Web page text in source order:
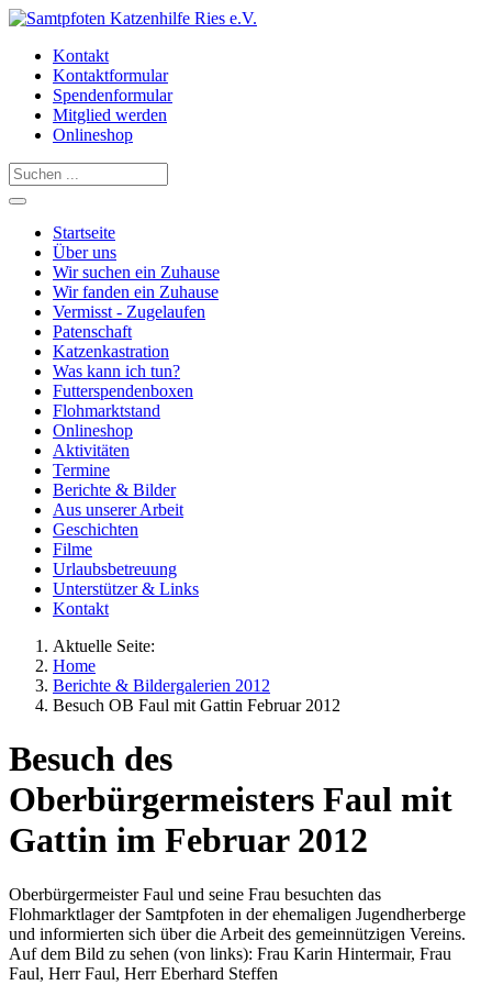
Kontakt
Kontaktformular
Spendenformular
Mitglied werden
Onlineshop
Startseite
Über uns
Wir suchen ein Zuhause
Wir fanden ein Zuhause
Vermisst - Zugelaufen
Patenschaft
Katzenkastration
Was kann ich tun?
Futterspendenboxen
Flohmarktstand
Onlineshop
Aktivitäten
Termine
Berichte & Bilder
Aus unserer Arbeit
Geschichten
Filme
Urlaubsbetreuung
Unterstützer & Links
Kontakt
Aktuelle Seite:
Home
Berichte & Bildergalerien 2012
Besuch OB Faul mit Gattin Februar 2012
Besuch des
Oberbürgermeisters Faul mit
Gattin im Februar 2012
Oberbürgermeister Faul und seine Frau besuchten das
Flohmarktlager der Samtpfoten in der ehemaligen Jugendherberge
und informierten sich über die Arbeit des gemeinnützigen Vereins.
Auf dem Bild zu sehen (von links): Frau Karin Hintermair, Frau
Faul, Herr Faul, Herr Eberhard Steffen